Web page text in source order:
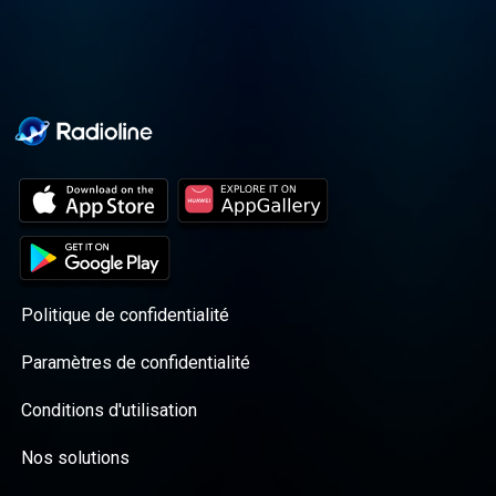
Politique de confidentialité
Paramètres de confidentialité
Conditions d'utilisation
Nos solutions